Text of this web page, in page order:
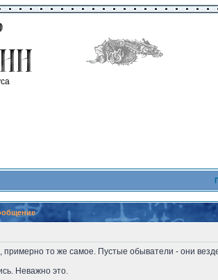
то же самое. Пустые обыватели - они везде
Неважно это.